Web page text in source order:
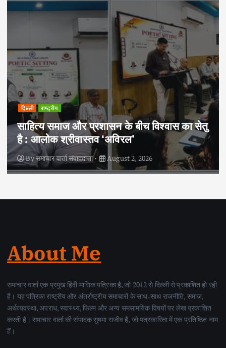
दिल्ली राष्ट्रीय
साहित्य समाज और प्रशासन के बीच विश्वास का सेतु
है : आलोक श्रीवास्तव ‘अविरल’
Byसमाचार वार्ता संवाददाता August 2, 2026
About Me
समाचार वार्ता एक प्रमुख हिंदी मासिक पत्रिका है, जो 2012 से दिल्ली से प्रकाशित हो रही
है। यह पत्रिका राष्ट्रीय और अंतर्राष्ट्रीय समाचारों के साथ-साथ राजनीति, समाज,
अर्थव्यवस्था, अपराध, स्वास्थ्य, फिल्म और अन्य समसामयिक विषयों पर लेख प्रकाशित
करती है। समाचार वार्ता की संपादक सुषमा राजीव हैं, जो पत्रकारिता में एक प्रतिष्ठित नाम
हैं।